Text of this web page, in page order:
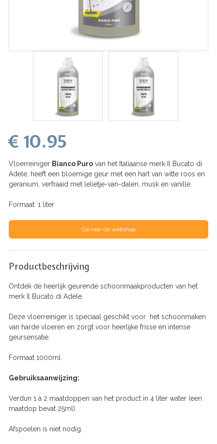
€ 10.95
Vloerreiniger Bianco Puro van het Italiaanse merk Il Bucato di
Adele, heeft een bloemige geur met een hart van witte roos en
geranium, verfraaid met lelietje-van-dalen, musk en vanille.
Formaat: 1 liter
Ga naar de webshop
Productbeschrijving
Ontdek de heerlijk geurende schoonmaakproducten van het
merk Il Bucato di Adele.
Deze vloerreiniger is speciaal geschikt voor het schoonmaken
van harde vloeren en zorgt voor heerlijke frisse en intense
geursensatie.
Formaat 1000ml.
Gebruiksaanwijzing:
Verdun 1 à 2 maatdoppen van het product in 4 liter water (een
maatdop bevat 25ml).
Afspoelen is niet nodig.